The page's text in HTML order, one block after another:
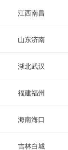
江西南昌
山东济南
湖北武汉
福建福州
海南海口
吉林白城